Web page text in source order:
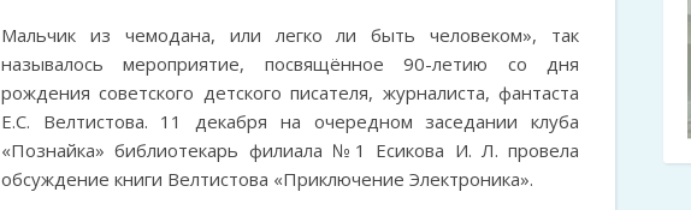
Мальчик из чемодана, или легко ли быть человеком», так
называлось мероприятие, посвящённое 90-летию со дня
рождения советского детского писателя, журналиста, фантаста
Е.С. Велтистова. 11 декабря на очередном заседании клуба
«Познайка» библиотекарь филиала №1 Есикова И. Л. провела
обсуждение книги Велтистова «Приключение Электроника».